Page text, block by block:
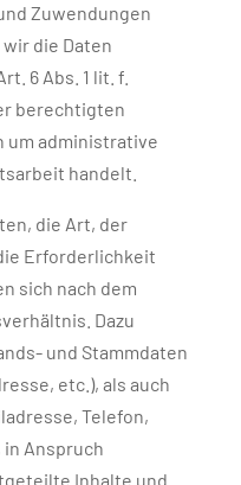
Zuwendungen
die Daten
6 Abs. 1 lit. f.
berechtigten
um administrative
handelt.
die Art, der
Erforderlichkeit
sich nach dem
Dazu
und Stammdaten
etc.), als auch
Telefon,
in Anspruch
Inhalte und